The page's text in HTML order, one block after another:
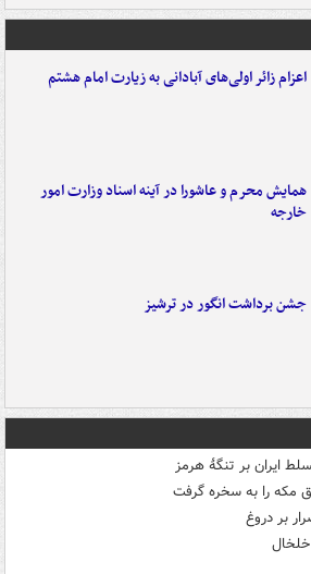
اعزام زائر اولی‌های آبادانی به زیارت امام هشتم
همایش محرم و عاشورا در آینه اسناد وزارت امور
خارجه
جشن برداشت انگور در ترشیز
ایران بر تنگۀ هرمز
مکه را به سخره گرفت
بر دروغ